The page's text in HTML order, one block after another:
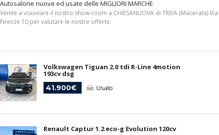
Autosalone nuove ed usate delle MIGLIORI MARCHE
Venite a visionare il nostro show-room a CHIESANUOVA di TREIA (Macerata) Via
Firenze 10 per valutare le nostre offerte.
Volkswagen Tiguan 2.0 tdi R-Line 4motion
193cv dsg
41.900€
Usato
Renault Captur 1.2 eco-g Evolution 120cv